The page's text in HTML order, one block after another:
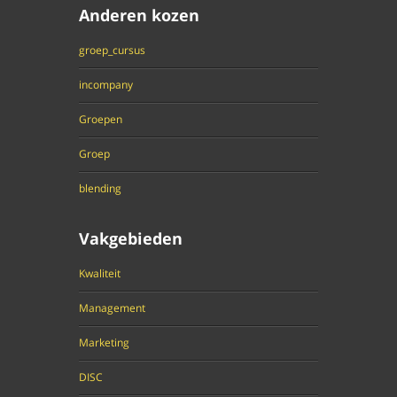
Anderen kozen
groep_cursus
incompany
Groepen
Groep
blending
Vakgebieden
Kwaliteit
Management
Marketing
DISC